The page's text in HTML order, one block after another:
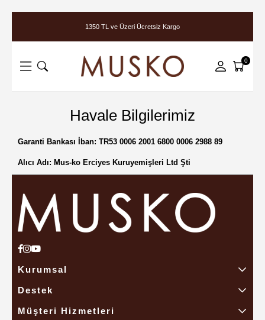
1350 TL ve Üzeri Ücretsiz Kargo
0
Havale Bilgilerimiz
Garanti Bankası İban: TR53 0006 2001 6800 0006 2988 89
Alıcı Adı: Mus-ko Erciyes Kuruyemişleri Ltd Şti
Kurumsal
Destek
Müşteri Hizmetleri